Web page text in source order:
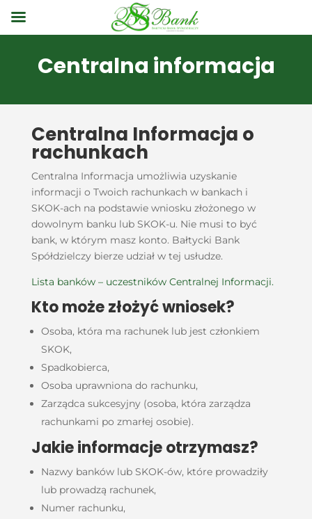
Centralna informacja
Centralna Informacja o
rachunkach
Centralna Informacja umożliwia uzyskanie
informacji o Twoich rachunkach w bankach i
SKOK-ach na podstawie wniosku złożonego w
dowolnym banku lub SKOK-u. Nie musi to być
bank, w którym masz konto. Bałtycki Bank
Spółdzielczy bierze udział w tej usłudze.
Lista banków – uczestników Centralnej Informacji.
Kto może złożyć wniosek?
Osoba, która ma rachunek lub jest członkiem
SKOK,
Spadkobierca,
Osoba uprawniona do rachunku,
Zarządca sukcesyjny (osoba, która zarządza
rachunkami po zmarłej osobie).
Jakie informacje otrzymasz?
Nazwy banków lub SKOK-ów, które prowadziły
lub prowadzą rachunek,
Numer rachunku,